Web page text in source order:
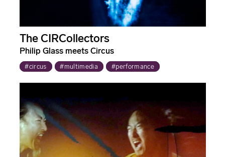
The CIRCollectors
Philip Glass meets Circus
#circus #multimedia #performance